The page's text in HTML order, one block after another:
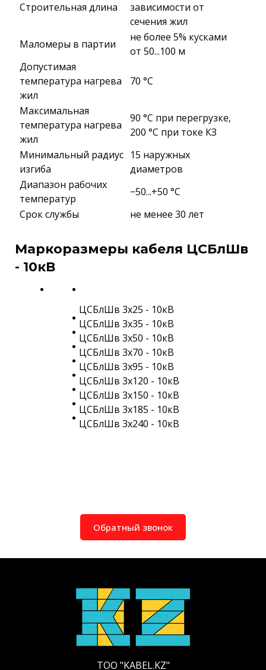
Строительная длина
зависимости от
сечения жил
Маломеры в партии
не более 5% кусками
от 50...100 м
Допустимая
температура нагрева
жил
70 °C
Максимальная
температура нагрева
жил
90 °C при перегрузке,
200 °C при токе КЗ
Минимальный радиус
изгиба
15 наружных
диаметров
Диапазон рабочих
температур
−50...+50 °C
Срок службы
не менее 30 лет
Маркоразмеры кабеля ЦСБлШв
- 10кВ
ЦСБлШв 3х25 - 10кВ
ЦСБлШв 3х35 - 10кВ
ЦСБлШв 3х50 - 10кВ
ЦСБлШв 3х70 - 10кВ
ЦСБлШв 3х95 - 10кВ
ЦСБлШв 3х120 - 10кВ
ЦСБлШв 3х150 - 10кВ
ЦСБлШв 3х185 - 10кВ
ЦСБлШв 3х240 - 10кВ
Обратный звонок
ТОО "KABEL.KZ"